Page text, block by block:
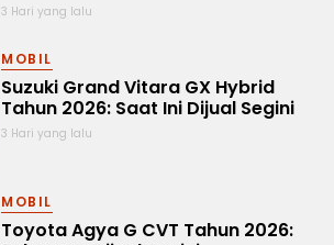
3 Hari yang lalu
MOBIL
Suzuki Grand Vitara GX Hybrid
Tahun 2026: Saat Ini Dijual Segini
3 Hari yang lalu
MOBIL
Toyota Agya G CVT Tahun 2026: